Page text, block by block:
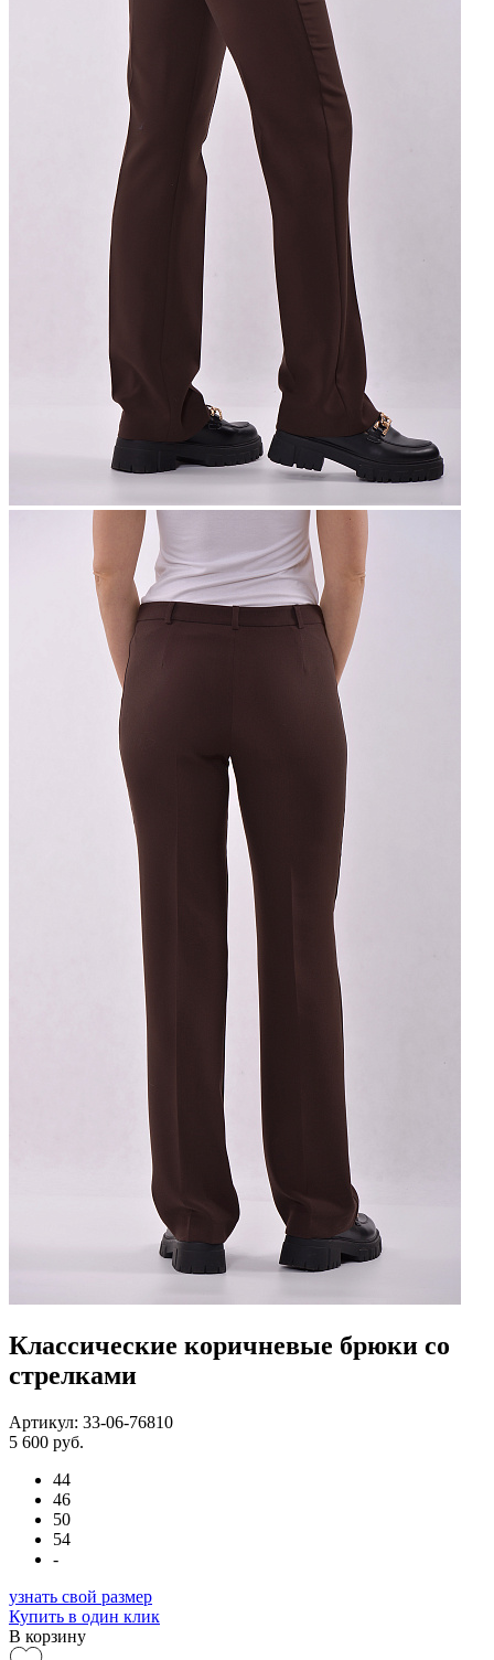
Классические коричневые брюки со
стрелками
Артикул: 33-06-76810
5 600 руб.
44
46
50
54
-
узнать свой размер
Купить в один клик
В корзину